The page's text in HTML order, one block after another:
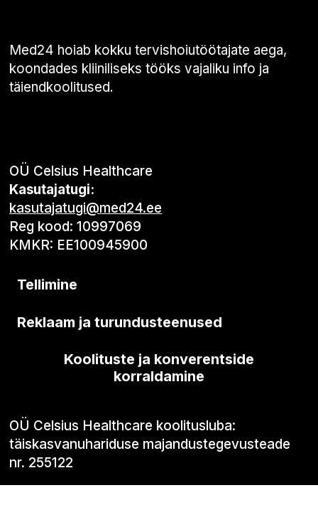
Med24 hoiab kokku tervishoiutöötajate aega,
koondades kliiniliseks tööks vajaliku info ja
täiendkoolitused.
OÜ Celsius Healthcare
Kasutajatugi:
kasutajatugi@med24.ee
Reg kood: 10997069
KMKR: EE100945900
Tellimine
Reklaam ja turundusteenused
Koolituste ja konverentside
korraldamine
OÜ Celsius Healthcare koolitusluba:
täiskasvanuhariduse majandustegevusteade
nr. 255122